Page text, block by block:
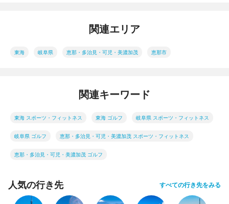
関連エリア
東海 岐阜県 恵那・多治見・可児・美濃加茂 恵那市
関連キーワード
東海 スポーツ・フィットネス 東海 ゴルフ 岐阜県 スポーツ・フィットネス
岐阜県 ゴルフ 恵那・多治見・可児・美濃加茂 スポーツ・フィットネス
恵那・多治見・可児・美濃加茂 ゴルフ
人気の行き先 すべての行き先をみる